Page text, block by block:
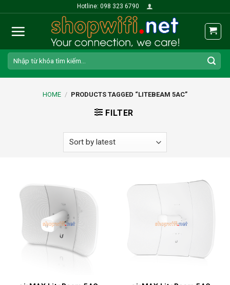
content
Hotline: 098 323 6790
Search
for:
HOME / PRODUCTS TAGGED “LITEBEAM 5AC”
FILTER